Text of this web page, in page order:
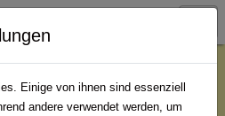
Einige von ihnen sind essenziell
andere verwendet werden, um